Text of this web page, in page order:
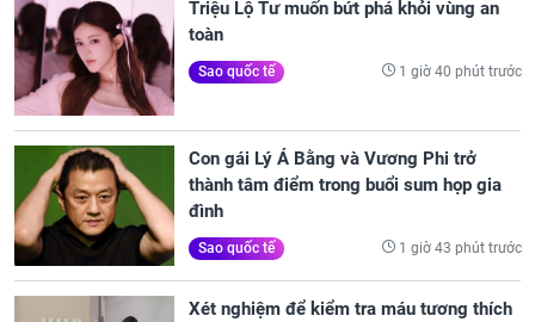
Triệu Lộ Tư muốn bứt phá khỏi vùng an
toàn
Sao quốc tế 1 giờ 40 phút trước
Con gái Lý Á Bằng và Vương Phi trở
thành tâm điểm trong buổi sum họp gia
đình
Sao quốc tế 1 giờ 43 phút trước
Xét nghiệm để kiểm tra máu tương thích